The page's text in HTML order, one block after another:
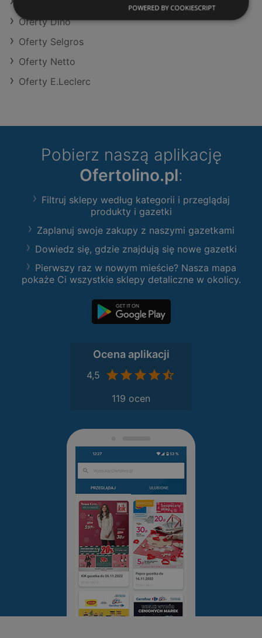
Oferty Dino
Oferty Selgros
Oferty Netto
Oferty E.Leclerc
Pobierz naszą aplikację
Ofertolino.pl:
Filtruj sklepy według kategorii i przeglądaj
produkty i gazetki
Zaplanuj swoje zakupy z naszymi gazetkami
Dowiedz się, gdzie znajdują się nowe gazetki
Pierwszy raz w nowym mieście? Nasza mapa
pokaże Ci wszystkie sklepy detaliczne w okolicy.
Ocena aplikacji
4,5
119 ocen
POWERED BY COOKIESCRIPT